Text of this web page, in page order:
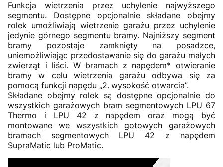
Funkcja wietrzenia przez uchylenie najwyższego
segmentu. Dostępne opcjonalnie składane obejmy
rolek umożliwiają wietrzenie garażu przez uchylenie
jedynie górnego segmentu bramy. Najniższy segment
bramy pozostaje zamknięty na posadzce,
uniemożliwiając przedostawanie się do garażu małych
zwierząt i liści. W bramach z napędem* otwieranie
bramy w celu wietrzenia garażu odbywa się za
pomocą funkcji napędu „2. wysokość otwarcia”.
Składane obejmy rolek są dostępne opcjonalnie do
wszystkich garażowych bram segmentowych LPU 67
Thermo i LPU 42 z napędem oraz mogą być
montowane we wszystkich gotowych garażowych
bramach segmentowych LPU 42 z napędem
SupraMatic lub ProMatic.